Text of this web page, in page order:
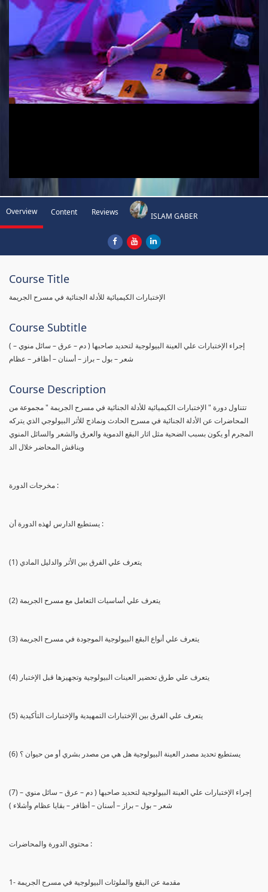
Overview Content Reviews ISLAM GABER
Course Title
الإختبارات الكيميائية للأدلة الجنائية في مسرح الجريمة
Course Subtitle
( إجراء الإختبارات علي العينة البيولوجية لتحديد صاحبها ( دم – عرق – سائل منوي –
شعر – بول – براز – أسنان – أظافر – عظام
Course Description
تتناول دورة " الإختبارات الكيميائية للأدلة الجنائية في مسرح الجريمة " مجموعة من
المحاضرات عن الأدلة الجنائية في مسرح الحادث ونماذج للأثر البيولوجي الذي يتركه
المجرم أو يكون بسبب الضحية مثل اثار البقع الدموية والعرق والشعر والسائل المنوي
ويناقش المحاضر خلال الد
مخرجات الدورة :
يستطيع الدارس لهذه الدورة أن :
(1) يتعرف علي الفرق بين الأثر والدليل المادي
(2) يتعرف علي أساسيات التعامل مع مسرح الجريمة
(3) يتعرف علي أنواع البقع البيولوجية الموجودة في مسرح الجريمة
(4) يتعرف علي طرق تحضير العينات البيولوجية وتجهيزها قبل الإختبار
(5) يتعرف علي الفرق بين الإختبارات التمهيدية والإختبارات التأكيدية
(6) يستطيع تحديد مصدر العينة البيولوجية هل هي من مصدر بشري أو من حيوان ؟
(7) إجراء الإختبارات علي العينة البيولوجية لتحديد صاحبها ( دم – عرق – سائل منوي –
شعر – بول – براز – أسنان – أظافر – بقايا عظام وأشلاء )
محتوي الدورة والمحاضرات :
1- مقدمة عن البقع والملوثات البيولوجية في مسرح الجريمة